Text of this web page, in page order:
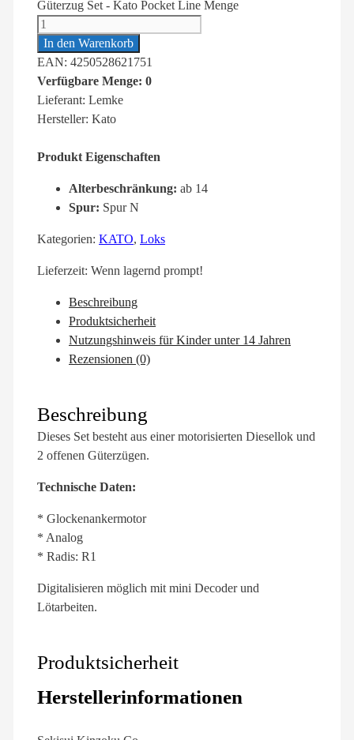
Güterzug Set - Kato Pocket Line Menge
In den Warenkorb
EAN: 4250528621751
Verfügbare Menge: 0
Lieferant: Lemke
Hersteller: Kato
Produkt Eigenschaften
Alterbeschränkung: ab 14
Spur: Spur N
Kategorien: KATO, Loks
Lieferzeit: Wenn lagernd prompt!
Beschreibung
Produktsicherheit
Nutzungshinweis für Kinder unter 14 Jahren
Rezensionen (0)
Beschreibung
Dieses Set besteht aus einer motorisierten Diesellok und
2 offenen Güterzügen.
Technische Daten:
* Glockenankermotor
* Analog
* Radis: R1
Digitalisieren möglich mit mini Decoder und
Lötarbeiten.
Produktsicherheit
Herstellerinformationen